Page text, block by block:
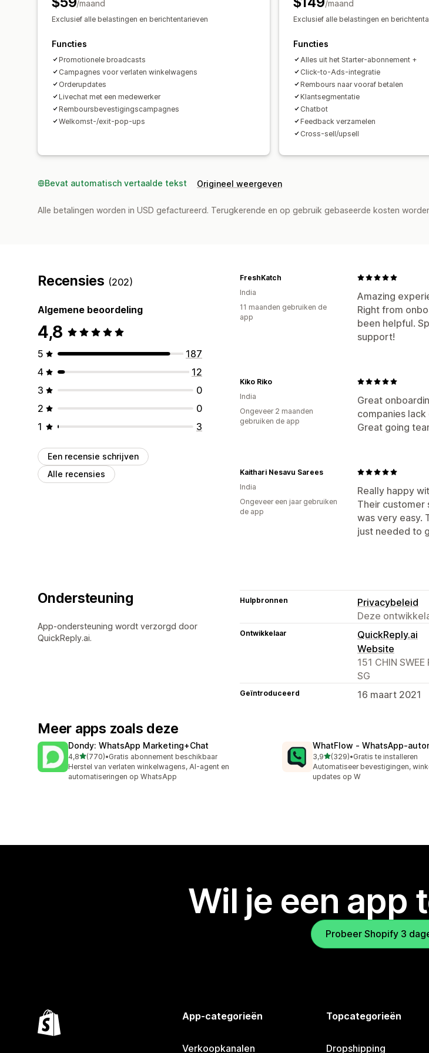
Chatknoppen
/maand
Exclusief alle belastingen en berichtentarieven
Functies
Promotionele broadcasts
Campagnes voor verlaten winkelwagens
Orderupdates
Livechat met een medewerker
Remboursbevestigingscampagnes
Welkomst-/exit-pop-ups
/maand
Exclusief alle belastingen en
Functies
Alles uit het Starter-abonnement +
Click-to-Ads-integratie
Rembours naar vooraf betalen
Klantsegmentatie
Chatbot
Feedback verzamelen
Cross-sell/upsell
Bevat automatisch vertaalde tekst Origineel weergeven
Alle betalingen worden in USD gefactureerd. Terugkerende en op gebruik gebaseerde kosten
Recensies (202)
Algemene beoordeling
4,8
5
187
4
12
3
0
2
0
1
3
Een recensie schrijven
Alle recensies
Amazing
Right from
been helpful.
support!
FreshKatch
India
11 maanden gebruiken de
app
Great
companies
Great going
Kiko Riko
India
Ongeveer 2 maanden
gebruiken de app
Really happy
Their customer
was very easy.
just needed to
Kaithari Nesavu Sarees
India
Ongeveer een jaar gebruiken
de app
Ondersteuning
App-ondersteuning wordt verzorgd door
QuickReply.ai.
Hulpbronnen
Privacybeleid
Deze
Ontwikkelaar
QuickReply.ai
Website
151 CHIN
SG
Geïntroduceerd 16 maart 2021
Meer apps zoals deze
Dondy: WhatsApp Marketing+Chat
4,8van 5 sterren
(770)
770 recensies in totaal
•Gratis abonnement beschikbaar
Herstel van verlaten winkelwagens, AI-agent en
automatiseringen op WhatsApp
WhatFlow ‑
3,9van 5 sterren
(329)
329 recensies in totaal
•Gratis te installeren
Automatiseer bevestigingen,
updates op W
Wil je een app
Probeer Shopify 3
App-categorieën
Verkoopkanalen
Topcategorieën
Dropshipping